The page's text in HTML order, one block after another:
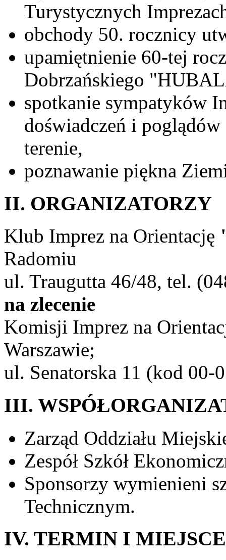
Turystycznych
obchody 50. rocznicy
upamiętnienie 60-tej
Dobrzańskiego
spotkanie sympatyków
doświadczeń i
terenie,
poznawanie piękna
II. ORGANIZATORZY
Klub Imprez na Orientację
Radomiu
ul. Traugutta 46/48, tel.
na zlecenie
Komisji Imprez na
Warszawie;
ul. Senatorska 11 (kod 00-
III.
Zarząd Oddziału
Zespół Szkół
Sponsorzy wymienieni
Technicznym.
IV. TERMIN I